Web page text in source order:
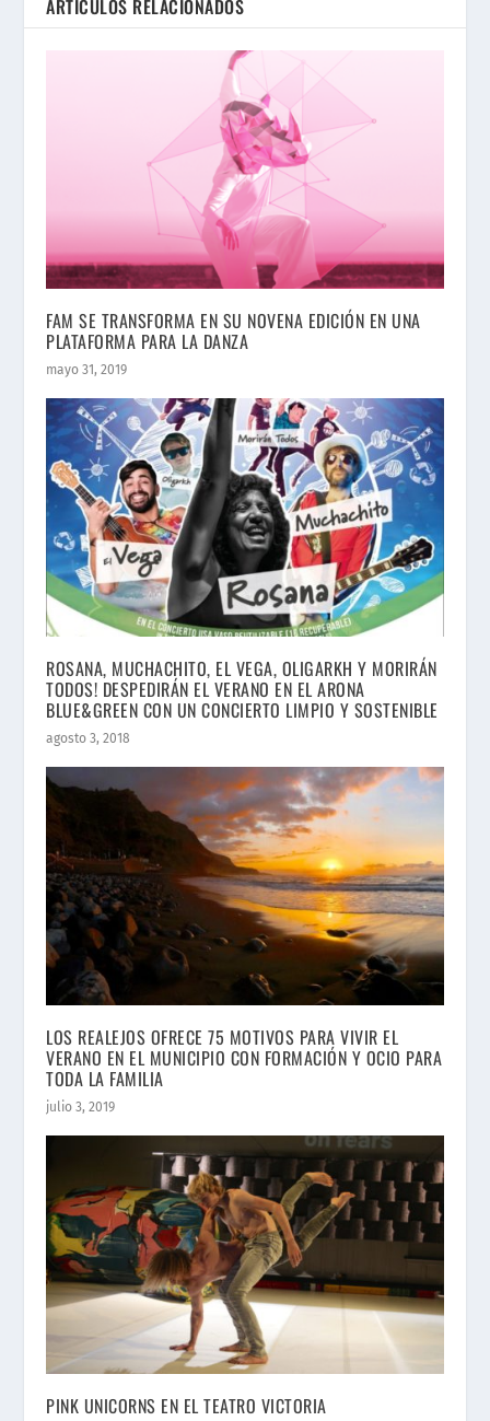
ARTÍCULOS RELACIONADOS
FAM SE TRANSFORMA EN SU NOVENA EDICIÓN EN UNA
PLATAFORMA PARA LA DANZA
mayo 31, 2019
ROSANA, MUCHACHITO, EL VEGA, OLIGARKH Y MORIRÁN
TODOS! DESPEDIRÁN EL VERANO EN EL ARONA
BLUE&GREEN CON UN CONCIERTO LIMPIO Y SOSTENIBLE
agosto 3, 2018
LOS REALEJOS OFRECE 75 MOTIVOS PARA VIVIR EL
VERANO EN EL MUNICIPIO CON FORMACIÓN Y OCIO PARA
TODA LA FAMILIA
julio 3, 2019
PINK UNICORNS EN EL TEATRO VICTORIA